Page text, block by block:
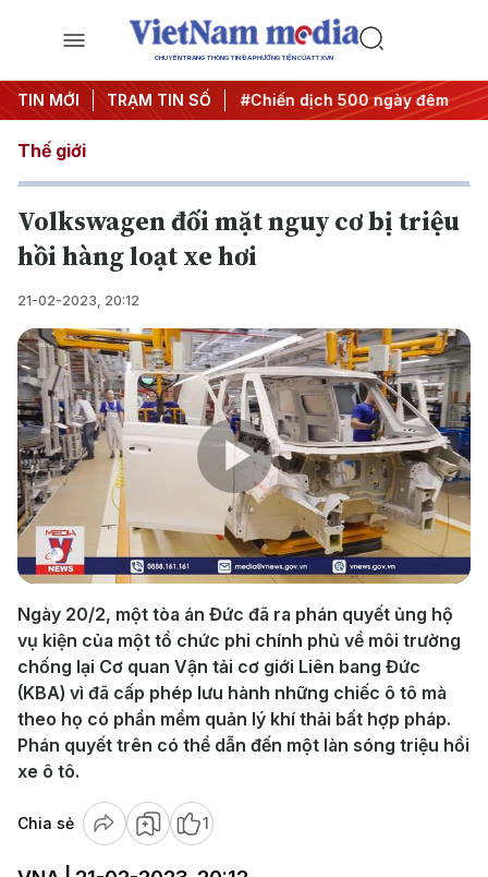
CHUYÊN TRANG THÔNG TIN ĐA PHƯƠNG TIỆN CỦA TTXVN
TIN MỚI TRẠM TIN SỐ
quyết thành hành động #Chiến dịch 500 ngày đêm
Thế giới
Volkswagen đối mặt nguy cơ bị triệu
hồi hàng loạt xe hơi
21-02-2023, 20:12
Play
Video
Ngày 20/2, một tòa án Đức đã ra phán quyết ủng hộ
vụ kiện của một tổ chức phi chính phủ về môi trường
chống lại Cơ quan Vận tải cơ giới Liên bang Đức
(KBA) vì đã cấp phép lưu hành những chiếc ô tô mà
theo họ có phần mềm quản lý khí thải bất hợp pháp.
Phán quyết trên có thể dẫn đến một làn sóng triệu hồi
xe ô tô.
Chia sẻ 1